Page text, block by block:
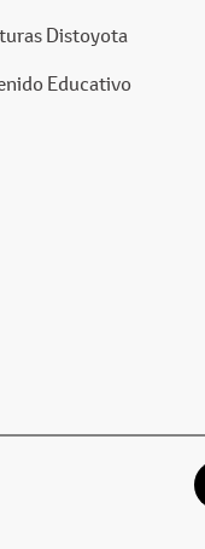
Distoyota
Educativo